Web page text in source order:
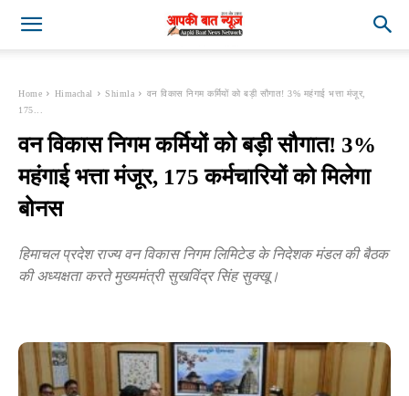
Home Himachal Shimla
वन विकास निगम कर्मियों को बड़ी सौगात! 3% महंगाई भत्ता मंजूर,
175...
वन विकास निगम कर्मियों को बड़ी सौगात! 3%
महंगाई भत्ता मंजूर, 175 कर्मचारियों को मिलेगा
बोनस
हिमाचल प्रदेश राज्य वन विकास निगम लिमिटेड के निदेशक मंडल की बैठक
की अध्यक्षता करते मुख्यमंत्री सुखविंद्र सिंह सुक्खू।